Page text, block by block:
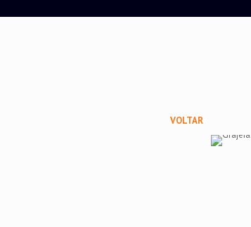
VOLTAR